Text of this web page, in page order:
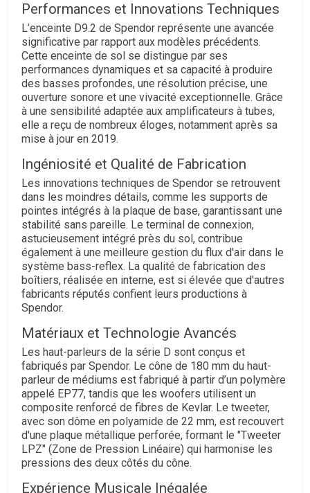
Performances et Innovations Techniques
L’enceinte D9.2 de Spendor représente une avancée
significative par rapport aux modèles précédents.
Cette enceinte de sol se distingue par ses
performances dynamiques et sa capacité à produire
des basses profondes, une résolution précise, une
ouverture sonore et une vivacité exceptionnelle. Grâce
à une sensibilité adaptée aux amplificateurs à tubes,
elle a reçu de nombreux éloges, notamment après sa
mise à jour en 2019.
Ingéniosité et Qualité de Fabrication
Les innovations techniques de Spendor se retrouvent
dans les moindres détails, comme les supports de
pointes intégrés à la plaque de base, garantissant une
stabilité sans pareille. Le terminal de connexion,
astucieusement intégré près du sol, contribue
également à une meilleure gestion du flux d'air dans le
système bass-reflex. La qualité de fabrication des
boîtiers, réalisée en interne, est si élevée que d'autres
fabricants réputés confient leurs productions à
Spendor.
Matériaux et Technologie Avancés
Les haut-parleurs de la série D sont conçus et
fabriqués par Spendor. Le cône de 180 mm du haut-
parleur de médiums est fabriqué à partir d’un polymère
appelé EP77, tandis que les woofers utilisent un
composite renforcé de fibres de Kevlar. Le tweeter,
avec son dôme en polyamide de 22 mm, est recouvert
d'une plaque métallique perforée, formant le "Tweeter
LPZ" (Zone de Pression Linéaire) qui harmonise les
pressions des deux côtés du cône.
Expérience Musicale Inégalée